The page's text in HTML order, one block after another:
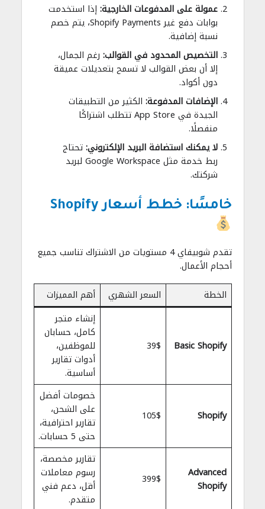
عمولة على المدفوعات الخارجية:إذا استخدمت
بوابات دفع غير Shopify Payments، يتم خصم
نسبة إضافية.
التخصيص المحدود في القوالب: رغم الجمال،
إلا أن بعض القوالب لا تسمح بتعديلات عميقة
دون أكواد.
الإضافات المدفوعة: الكثير من التطبيقات
الجيدة في App Store تتطلب اشتراكًا
منفصلًا.
لا يمكنك استضافة البريد الإلكتروني:تحتاج
ربط خدمة مثل Google Workspace لبريد
شركتك.
خامسًا: خطط أسعار Shopify
تقدم شوبيفاي 4 مستويات من الاشتراك تناسب جميع
أحجام الأعمال.
الخطة
السعر الشهري أهم المميزات
Basic Shopify
39$
إنشاء متجر
كامل، حسابان
للموظفين،
أدوات تقارير
أساسية.
Shopify
105$
خصومات أفضل
على الشحن،
تقارير احترافية،
حتى 5 حسابات.
Advanced
Shopify
399$
تقارير مخصصة،
رسوم معاملات
أقل، دعم فني
متقدم.